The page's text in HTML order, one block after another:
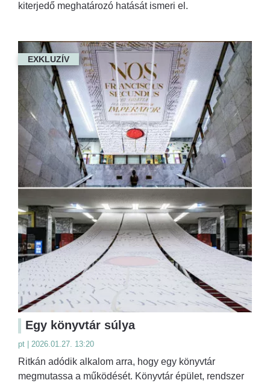
kiterjedő meghatározó hatását ismeri el.
EXKLUZÍV
Egy könyvtár súlya
pt | 2026.01.27. 13:20
Ritkán adódik alkalom arra, hogy egy könyvtár
megmutassa a működését. Könyvtár épület, rendszer